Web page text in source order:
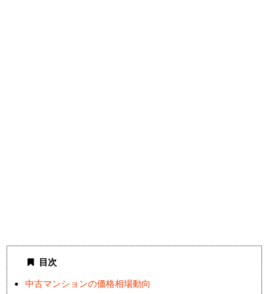
目次
中古マンションの価格相場動向